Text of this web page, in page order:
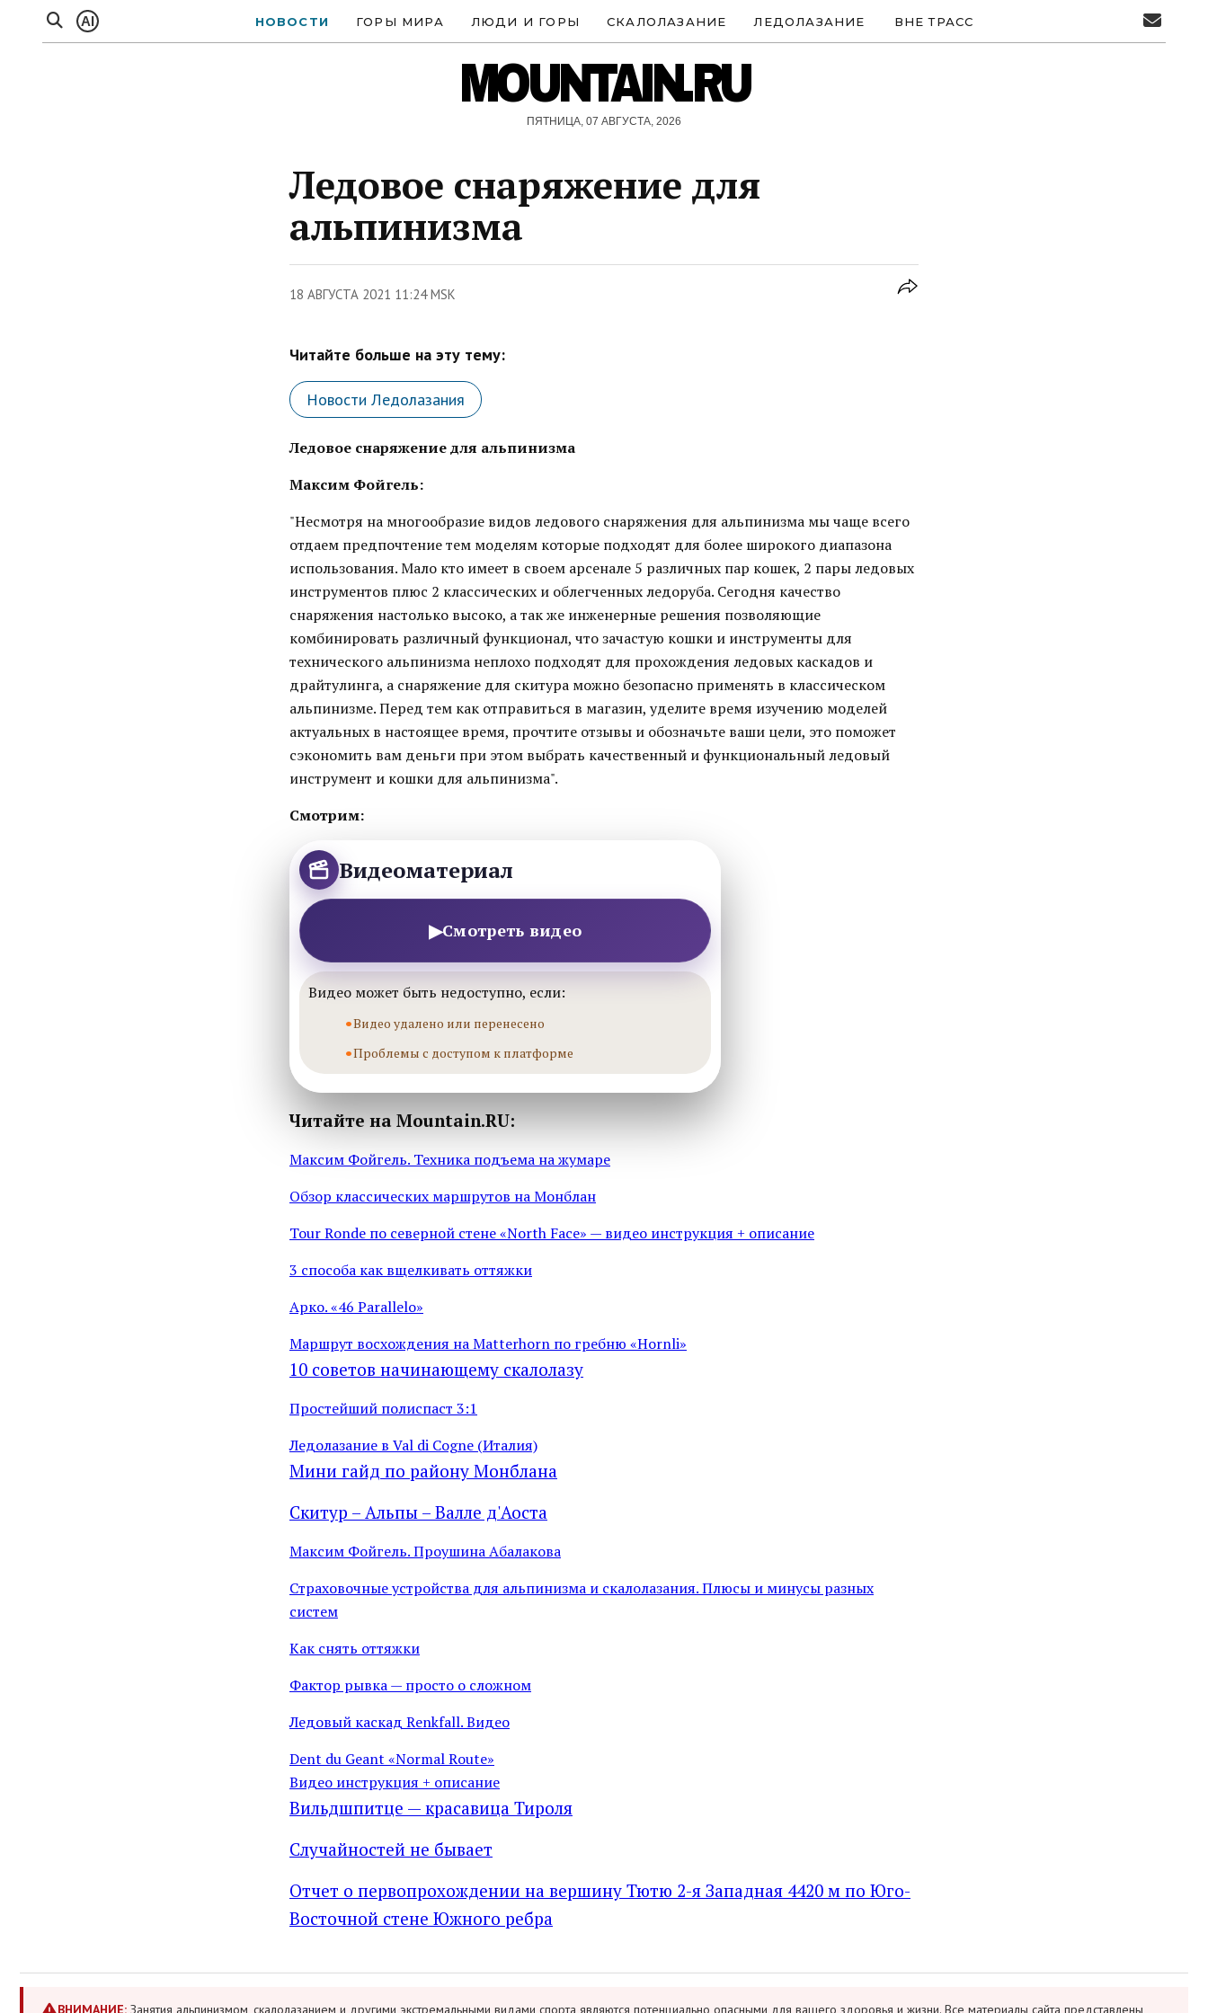
AI НОВОСТИ ГОРЫ МИРА ЛЮДИ И ГОРЫ СКАЛОЛАЗАНИЕ ЛЕДОЛАЗАНИЕ ВНЕ ТРАСС
MOUNTAIN.RU
ПЯТНИЦА, 07 АВГУСТА, 2026
Ледовое снаряжение для
альпинизма
18 АВГУСТА 2021 11:24 MSK
Читайте больше на эту тему:
Новости Ледолазания
Ледовое снаряжение для альпинизма
Максим Фойгель:
"Несмотря на многообразие видов ледового снаряжения для альпинизма мы чаще всего
отдаем предпочтение тем моделям которые подходят для более широкого диапазона
использования. Мало кто имеет в своем арсенале 5 различных пар кошек, 2 пары ледовых
инструментов плюс 2 классических и облегченных ледоруба. Сегодня качество
снаряжения настолько высоко, а так же инженерные решения позволяющие
комбинировать различный функционал, что зачастую кошки и инструменты для
технического альпинизма неплохо подходят для прохождения ледовых каскадов и
драйтулинга, а снаряжение для скитура можно безопасно применять в классическом
альпинизме. Перед тем как отправиться в магазин, уделите время изучению моделей
актуальных в настоящее время, прочтите отзывы и обозначьте ваши цели, это поможет
сэкономить вам деньги при этом выбрать качественный и функциональный ледовый
инструмент и кошки для альпинизма".
Смотрим:
Видеоматериал
▶Смотреть видео
Видео может быть недоступно, если:
Видео удалено или перенесено
Проблемы с доступом к платформе
Читайте на Mountain.RU:
Максим Фойгель. Техника подъема на жумаре
Обзор классических маршрутов на Монблан
Tour Ronde по северной стене «North Face» — видео инструкция + описание
3 способа как вщелкивать оттяжки
Арко. «46 Parallelo»
Маршрут восхождения на Matterhorn по гребню «Hornli»
10 советов начинающему скалолазу
Простейший полиспаст 3:1
Ледолазание в Val di Cogne (Италия)
Мини гайд по району Монблана
Скитур – Альпы – Валле д'Аоста
Максим Фойгель. Проушина Абалакова
Страховочные устройства для альпинизма и скалолазания. Плюсы и минусы разных
систем
Как снять оттяжки
Фактор рывка — просто о сложном
Ледовый каскад Renkfall. Видео
Dent du Geant «Normal Route»
Видео инструкция + описание
Вильдшпитце — красавица Тироля
Случайностей не бывает
Отчет о первопрохождении на вершину Тютю 2-я Западная 4420 м по Юго-
Восточной стене Южного ребра
ВНИМАНИЕ: Занятия альпинизмом, скалолазанием и другими экстремальными видами спорта являются потенциально опасными для вашего здоровья и жизни. Все материалы сайта представлены